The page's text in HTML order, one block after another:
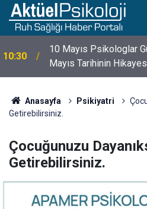
10:30
10 Mayıs Psikologlar
Mayıs Tarihinin
Anasayfa Psikiyatri
Getirebilirsiniz.
Çocuğunuzu
Getirebilirsiniz.